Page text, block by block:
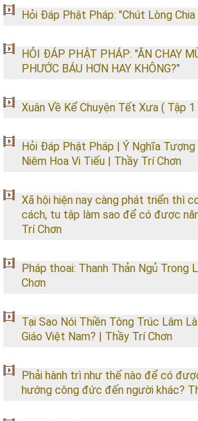
Hỏi Đáp Phật Pháp: "Chút Lòng
HỎI ĐÁP PHẬT PHÁP: "ĂN CHAY
PHƯỚC BÁU HƠN HAY KHÔNG?"
Xuân Về Kể Chuyện Tết Xưa ( Tập
Hỏi Đáp Phật Pháp | Ý Nghĩa
Niêm Hoa Vi Tiếu | Thầy Trí Chơn
Xã hội hiện nay càng phát triển thì
cách, tu tập làm sao để có được
Trí Chơn
Pháp thoai: Thanh Thản Ngủ Trong
Chơn
Tại Sao Nói Thiền Tông Trúc Lâm
Giáo Việt Nam? | Thầy Trí Chơn
Phải hành trì như thế nào để có
hướng công đức đến người khác?